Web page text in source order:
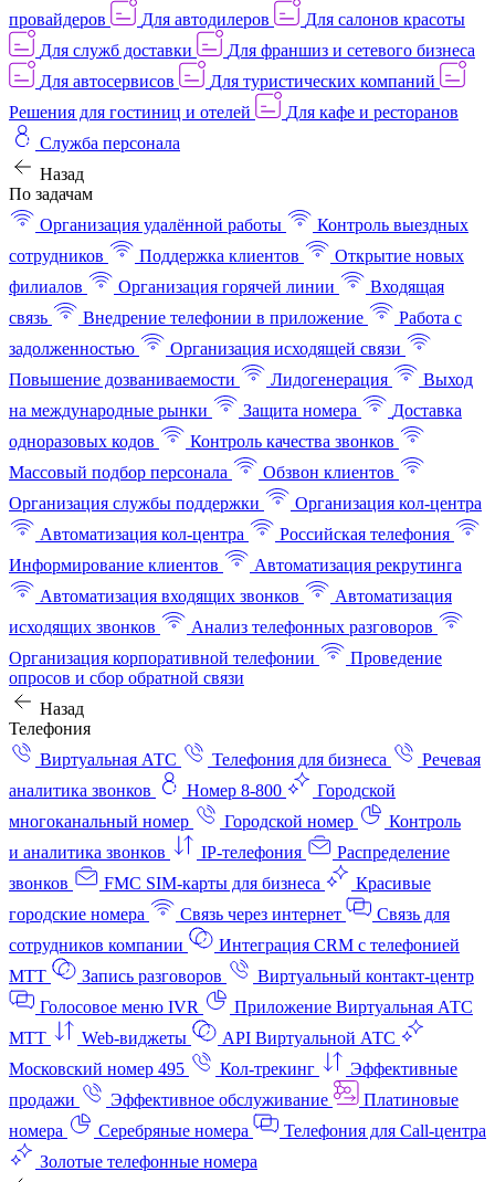
провайдеров
Для автодилеров
Для салонов красоты
Для служб доставки
Для франшиз и сетевого бизнеса
Для автосервисов
Для туристических компаний
Решения для гостиниц и отелей
Для кафе и ресторанов
Служба персонала
Назад
По задачам
Организация удалённой работы
Контроль выездных
сотрудников
Поддержка клиентов
Открытие новых
филиалов
Организация горячей линии
Входящая
связь
Внедрение телефонии в приложение
Работа с
задолженностью
Организация исходящей связи
Повышение дозваниваемости
Лидогенерация
Выход
на международные рынки
Защита номера
Доставка
одноразовых кодов
Контроль качества звонков
Массовый подбор персонала
Обзвон клиентов
Организация службы поддержки
Организация кол-центра
Автоматизация кол-центра
Российская телефония
Информирование клиентов
Автоматизация рекрутинга
Автоматизация входящих звонков
Автоматизация
исходящих звонков
Анализ телефонных разговоров
Организация корпоративной телефонии
Проведение
опросов и сбор обратной связи
Назад
Телефония
Виртуальная АТС
Телефония для бизнеса
Речевая
аналитика звонков
Номер 8-800
Городской
многоканальный номер
Городской номер
Контроль
и аналитика звонков
IP-телефония
Распределение
звонков
FMC SIM-карты для бизнеса
Красивые
городские номера
Связь через интернет
Связь для
сотрудников компании
Интеграция CRM с телефонией
МТТ
Запись разговоров
Виртуальный контакт‑центр
Голосовое меню IVR
Приложение Виртуальная АТС
МТТ
Web-виджеты
API Виртуальной АТС
Московский номер 495
Кол-трекинг
Эффективные
продажи
Эффективное обслуживание
Платиновые
номера
Серебряные номера
Телефония для Call-центра
Золотые телефонные номера